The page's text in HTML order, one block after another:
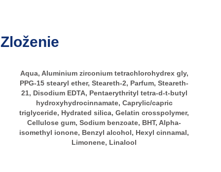
Zloženie
Aqua, Aluminium zirconium tetrachlorohydrex gly,
PPG-15 stearyl ether, Steareth-2, Parfum, Steareth-
21, Disodium EDTA, Pentaerythrityl tetra-d-t-butyl
hydroxyhydrocinnamate, Caprylic/capric
triglyceride, Hydrated silica, Gelatin crosspolymer,
Cellulose gum, Sodium benzoate, BHT, Alpha-
isomethyl ionone, Benzyl alcohol, Hexyl cinnamal,
Limonene, Linalool